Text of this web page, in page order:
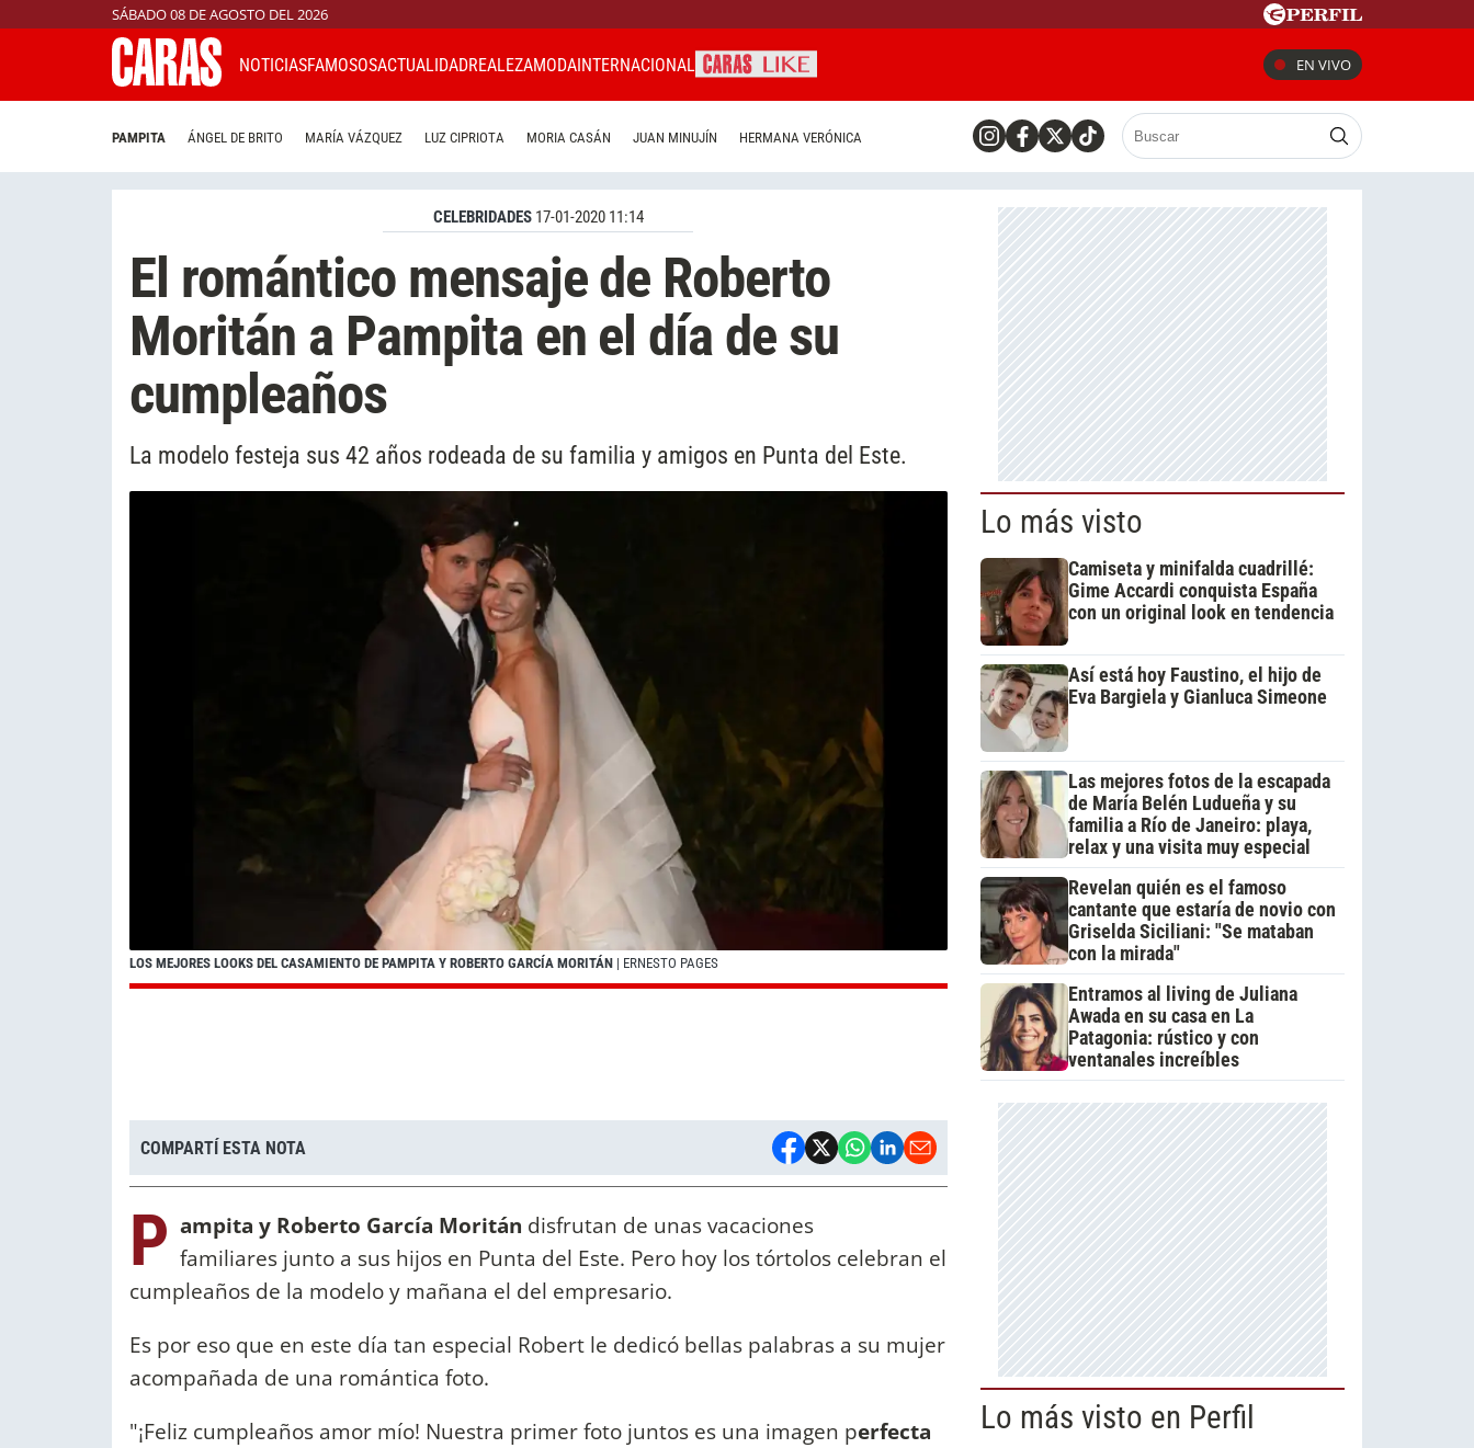
SÁBADO 08 DE AGOSTO DEL 2026
NOTICIASFAMOSOSACTUALIDADREALEZAMODAINTERNACIONAL EN VIVO
PAMPITA ÁNGEL DE BRITO MARÍA VÁZQUEZ LUZ CIPRIOTA MORIA CASÁN JUAN MINUJÍN HERMANA VERÓNICA
CELEBRIDADES 17-01-2020 11:14
El romántico mensaje de Roberto
Moritán a Pampita en el día de su
cumpleaños
La modelo festeja sus 42 años rodeada de su familia y amigos en Punta del Este.
LOS MEJORES LOOKS DEL CASAMIENTO DE PAMPITA Y ROBERTO GARCÍA MORITÁN | ERNESTO PAGES
COMPARTÍ ESTA NOTA
P ampita y Roberto García Moritán disfrutan de unas vacaciones
familiares junto a sus hijos en Punta del Este. Pero hoy los tórtolos celebran el
cumpleaños de la modelo y mañana el del empresario.
Es por eso que en este día tan especial Robert le dedicó bellas palabras a su mujer
acompañada de una romántica foto.
"¡Feliz cumpleaños amor mío! Nuestra primer foto juntos es una imagen perfecta
Lo más visto
Camiseta y minifalda cuadrillé:
Gime Accardi conquista España
con un original look en tendencia
Así está hoy Faustino, el hijo de
Eva Bargiela y Gianluca Simeone
Las mejores fotos de la escapada
de María Belén Ludueña y su
familia a Río de Janeiro: playa,
relax y una visita muy especial
Revelan quién es el famoso
cantante que estaría de novio con
Griselda Siciliani: "Se mataban
con la mirada"
Entramos al living de Juliana
Awada en su casa en La
Patagonia: rústico y con
ventanales increíbles
Lo más visto en Perfil